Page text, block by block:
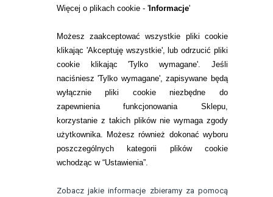
Więcej o plikach cookie - 'Informacje'
Możesz zaakceptować wszystkie pliki cookie
klikając 'Akceptuję wszystkie', lub odrzucić pliki
cookie klikając 'Tylko wymagane'. Jeśli
naciśniesz 'Tylko wymagane', zapisywane będą
wyłącznie pliki cookie niezbędne do
zapewnienia funkcjonowania Sklepu,
korzystanie z takich plików nie wymaga zgody
użytkownika. Możesz również dokonać wyboru
poszczególnych kategorii plików cookie
wchodząc w “Ustawienia”.
Zobacz jakie informacje zbieramy za pomocą
RANKINGI SOCZEWEK
SOCZEWKI KOLOROWE
Zwrot (odstąpienie od umowy)
ZMIEŃ USTAWIENIA ZGODY NA CIASTECZKA
KONTAKT
telefon:
22 113 44 42
telefon:
732 08 08 72